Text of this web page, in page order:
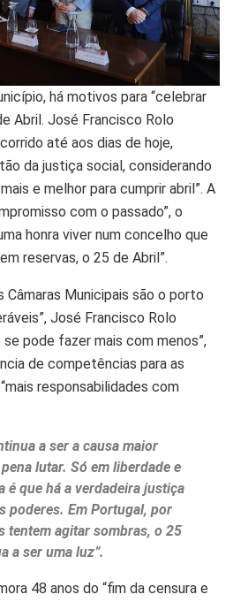
há motivos para “celebrar
Abril. José Francisco Rolo
até aos dias de hoje,
da justiça social, considerando
e melhor para cumprir abril”. A
com o passado”, o
honra viver num concelho que
reservas, o 25 de Abril”.
Câmaras Municipais são o porto
José Francisco Rolo
pode fazer mais com menos”,
de competências para as
responsabilidades com
a ser a causa maior
lutar. Só em liberdade e
é que há a verdadeira justiça
poderes. Em Portugal, por
tentem agitar sombras, o 25
a ser uma luz”.
48 anos do “fim da censura e